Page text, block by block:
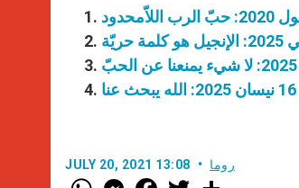
JULY 20, 2021 13:08 روما
W M F